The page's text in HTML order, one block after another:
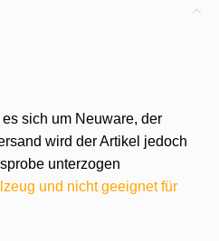
sich um Neuware, der
wird der Artikel jedoch
unterzogen
und nicht geeignet für